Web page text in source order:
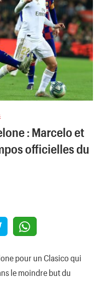
: Marcelo et
officielles du
pour un Clasico qui
le moindre but du